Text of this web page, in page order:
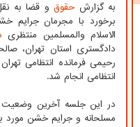
به گزارش حقوقو قضا به
برخورد با مجرمان
الاسلام والمسلمین منتظری
دادگستری استان تهران،
رحیمی فرمانده انتظامی
انتظامی انجام شد.
در این جلسه آخرین وضعیت
مسلحانه و جرایم خشن مورد